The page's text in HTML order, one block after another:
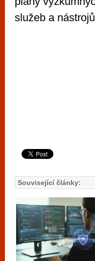
služeb a
Související články: